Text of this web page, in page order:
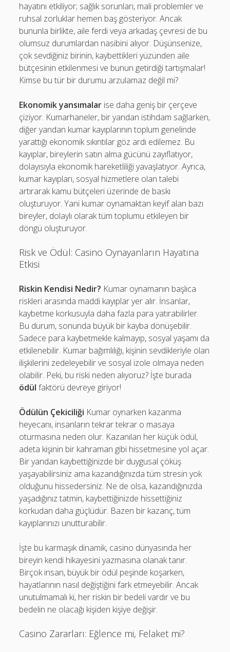
hayatını etkiliyor; sağlık sorunları, mali problemler ve
ruhsal zorluklar hemen baş gösteriyor. Ancak
bununla birlikte, aile ferdi veya arkadaş çevresi de bu
olumsuz durumlardan nasibini alıyor. Düşünsenize,
çok sevdiğiniz birinin, kaybettikleri yüzünden aile
bütçesinin etkilenmesi ve bunun getirdiği tartışmalar!
Kimse bu tür bir durumu arzulamaz değil mi?
Ekonomik yansımalar ise daha geniş bir çerçeve
çiziyor. Kumarhaneler, bir yandan istihdam sağlarken,
diğer yandan kumar kayıplarının toplum genelinde
yarattığı ekonomik sıkıntılar göz ardı edilemez. Bu
kayıplar, bireylerin satın alma gücünü zayıflatıyor,
dolayısıyla ekonomik hareketliliği yavaşlatıyor. Ayrıca,
kumar kayıpları, sosyal hizmetlere olan talebi
artırarak kamu bütçeleri üzerinde de baskı
oluşturuyor. Yani kumar oynamaktan keyif alan bazı
bireyler, dolaylı olarak tüm toplumu etkileyen bir
döngü oluşturuyor.
Risk ve Ödül: Casino Oynayanların Hayatına
Etkisi
Riskin Kendisi Nedir? Kumar oynamanın başlıca
riskleri arasında maddi kayıplar yer alır. İnsanlar,
kaybetme korkusuyla daha fazla para yatırabilirler.
Bu durum, sonunda büyük bir kayba dönüşebilir.
Sadece para kaybetmekle kalmayıp, sosyal yaşamı da
etkilenebilir. Kumar bağımlılığı, kişinin sevdikleriyle olan
ilişkilerini zedeleyebilir ve sosyal izole olmaya neden
olabilir. Peki, bu riski neden alıyoruz? İşte burada
ödül faktörü devreye giriyor!
Ödülün Çekiciliği Kumar oynarken kazanma
heyecanı, insanların tekrar tekrar o masaya
oturmasına neden olur. Kazanılan her küçük ödül,
adeta kişinin bir kahraman gibi hissetmesine yol açar.
Bir yandan kaybettiğinizde bir duygusal çöküş
yaşayabilirsiniz ama kazandığınızda tüm stresin yok
olduğunu hissedersiniz. Ne de olsa, kazandığınızda
yaşadığınız tatmin, kaybettiğinizde hissettiğiniz
korkudan daha güçlüdür. Bazen bir kazanç, tüm
kayıplarınızı unutturabilir.
İşte bu karmaşık dinamik, casino dünyasında her
bireyin kendi hikayesini yazmasına olanak tanır.
Birçok insan, büyük bir ödül peşinde koşarken,
hayatlarının nasıl değiştiğini fark etmeyebilir. Ancak
unutulmamalı ki, her riskin bir bedeli vardır ve bu
bedelin ne olacağı kişiden kişiye değişir.
Casino Zararları: Eğlence mi, Felaket mi?